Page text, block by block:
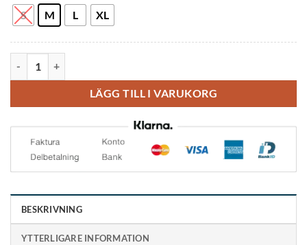
S M L XL
LÄGG TILL I VARUKORG
BESKRIVNING
YTTERLIGARE INFORMATION